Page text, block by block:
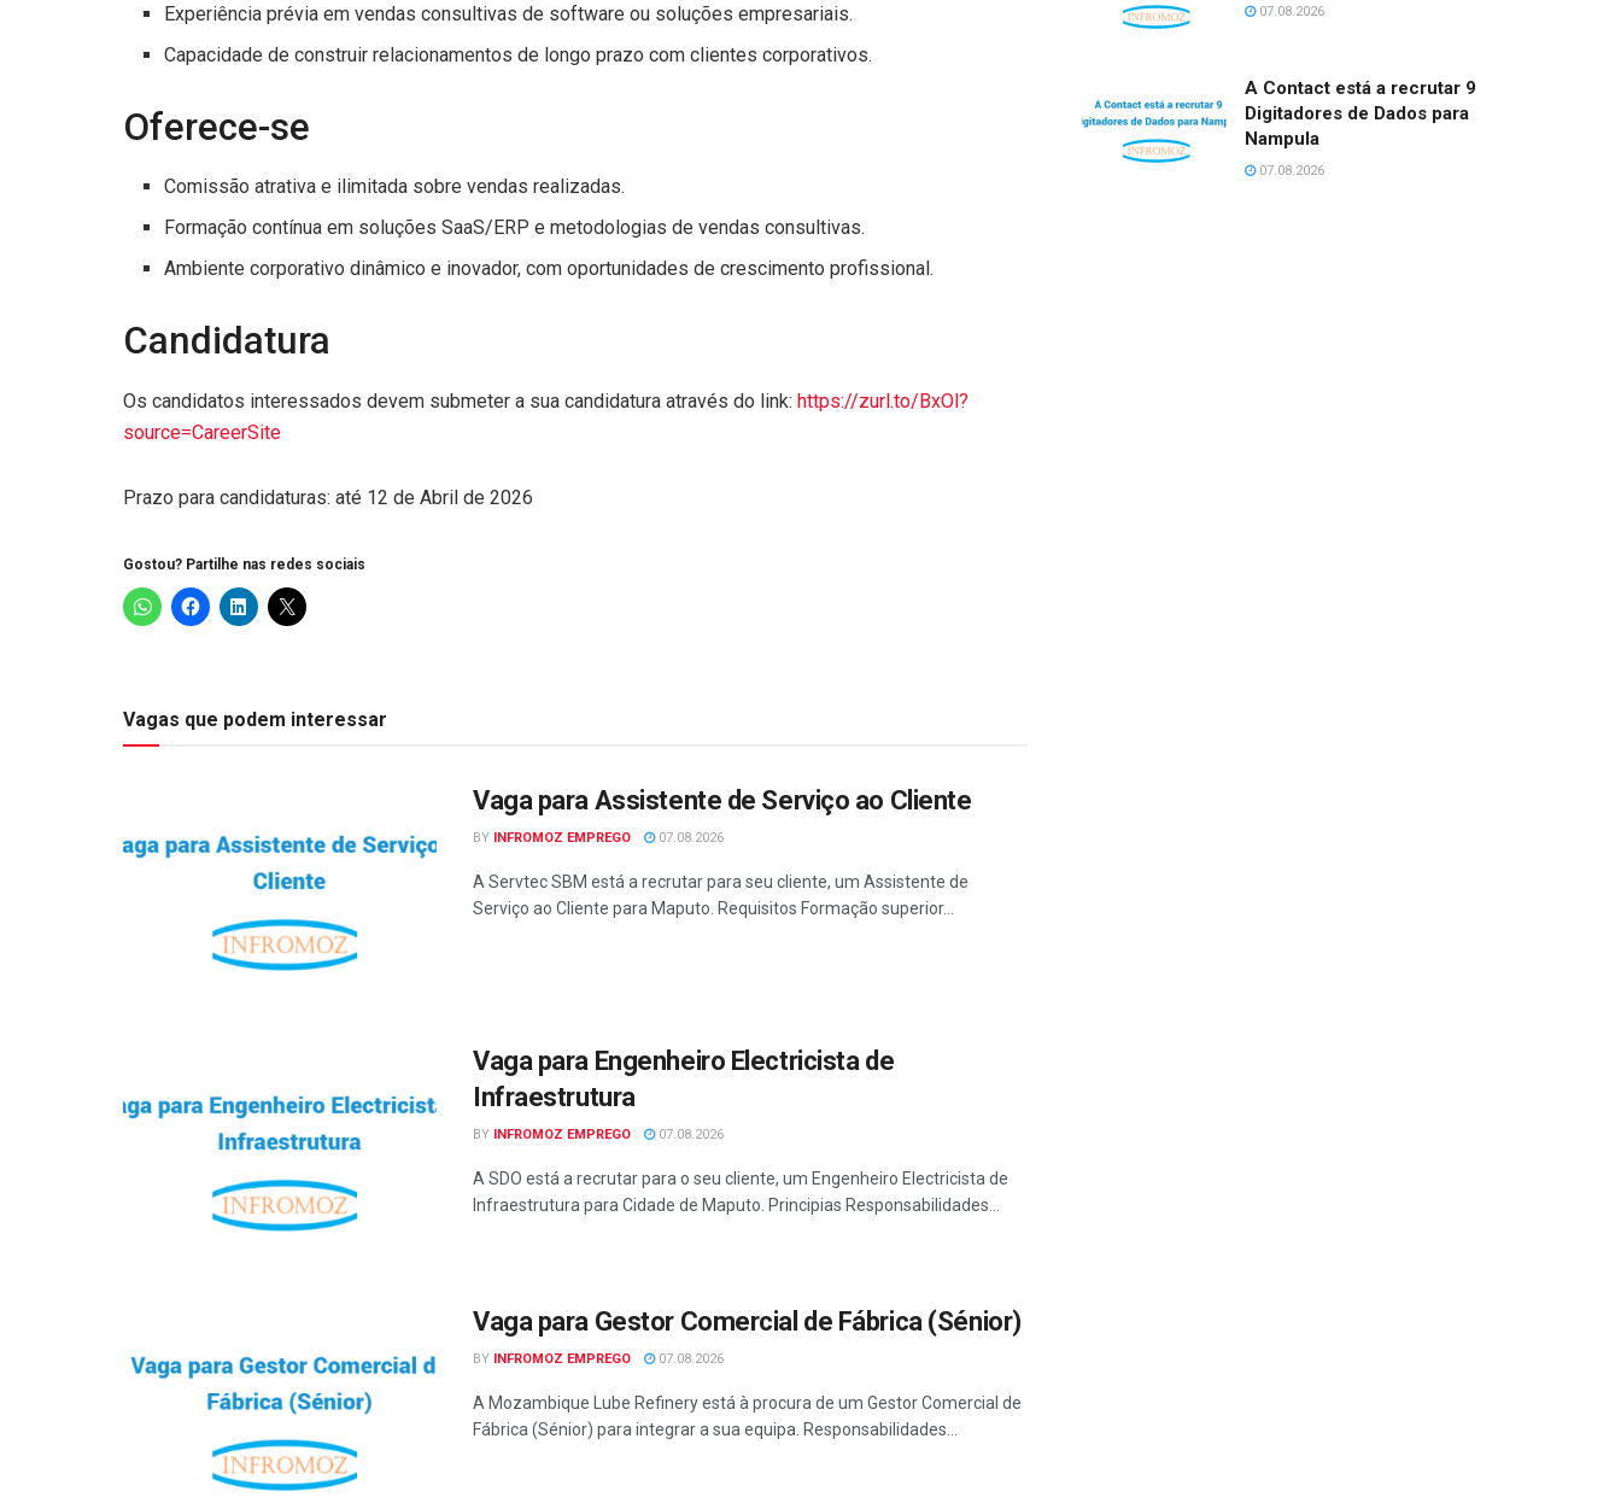
Experiência prévia em vendas consultivas de software ou soluções empresariais.
Capacidade de construir relacionamentos de longo prazo com clientes corporativos.
Oferece-se
Comissão atrativa e ilimitada sobre vendas realizadas.
Formação contínua em soluções SaaS/ERP e metodologias de vendas consultivas.
Ambiente corporativo dinâmico e inovador, com oportunidades de crescimento profissional.
Candidatura
Os candidatos interessados devem submeter a sua candidatura através do link: https://zurl.to/BxOl?
source=CareerSite
Prazo para candidaturas: até 12 de Abril de 2026
Gostou? Partilhe nas redes sociais
Vagas que podem interessar
Vaga para Assistente de Serviço ao Cliente
BY INFROMOZ EMPREGO 07.08.2026
A Servtec SBM está a recrutar para seu cliente, um Assistente de
Serviço ao Cliente para Maputo. Requisitos Formação superior...
Vaga para Engenheiro Electricista de
Infraestrutura
BY INFROMOZ EMPREGO 07.08.2026
A SDO está a recrutar para o seu cliente, um Engenheiro Electricista de
Infraestrutura para Cidade de Maputo. Principias Responsabilidades...
Vaga para Gestor Comercial de Fábrica (Sénior)
BY INFROMOZ EMPREGO 07.08.2026
A Mozambique Lube Refinery está à procura de um Gestor Comercial de
Fábrica (Sénior) para integrar a sua equipa. Responsabilidades...
07.08.2026
A Contact está a recrutar 9
Digitadores de Dados para
Nampula
07.08.2026